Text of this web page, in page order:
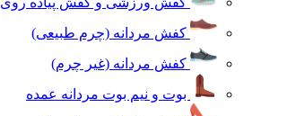
کفش مردانه (چرم طبیعی)
کفش مردانه (غیر چرم)
بوت و نیم بوت مردانه عمده